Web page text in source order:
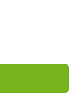
Ngủ Ngon Giấc